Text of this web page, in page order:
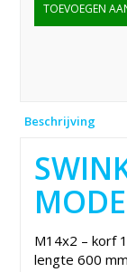
TOEVOEGEN
Beschrijving
M14x2 – korf
lengte 600 mm